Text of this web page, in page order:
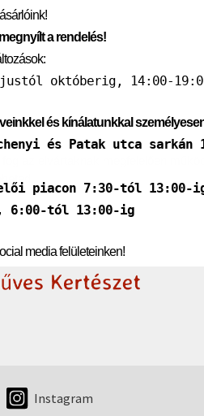
az elvártaknak megfelelően
Instagram
a rendelés!
októberig, 14:00-
és kínálatunkkal
és Patak utca sarkán
piacon 7:30-tól 13:00-
6:00-tól 13:00-ig
media felületeinken!